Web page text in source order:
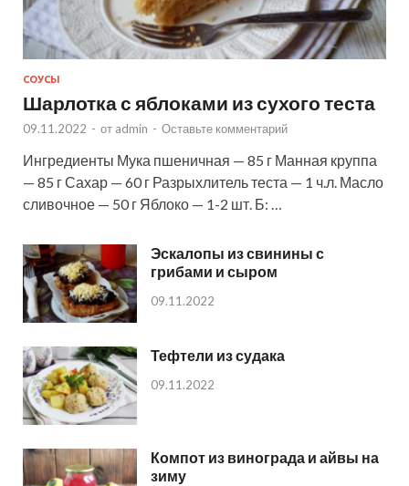
СОУСЫ
Шарлотка с яблоками из сухого теста
09.11.2022 - от admin - Оставьте комментарий
Ингредиенты Мука пшеничная — 85 г Манная круппа
— 85 г Сахар — 60 г Разрыхлитель теста — 1 ч.л. Масло
сливочное — 50 г Яблоко — 1-2 шт. Б: …
Эскалопы из свинины с
грибами и сыром
09.11.2022
Тефтели из судака
09.11.2022
Компот из винограда и айвы на
зиму